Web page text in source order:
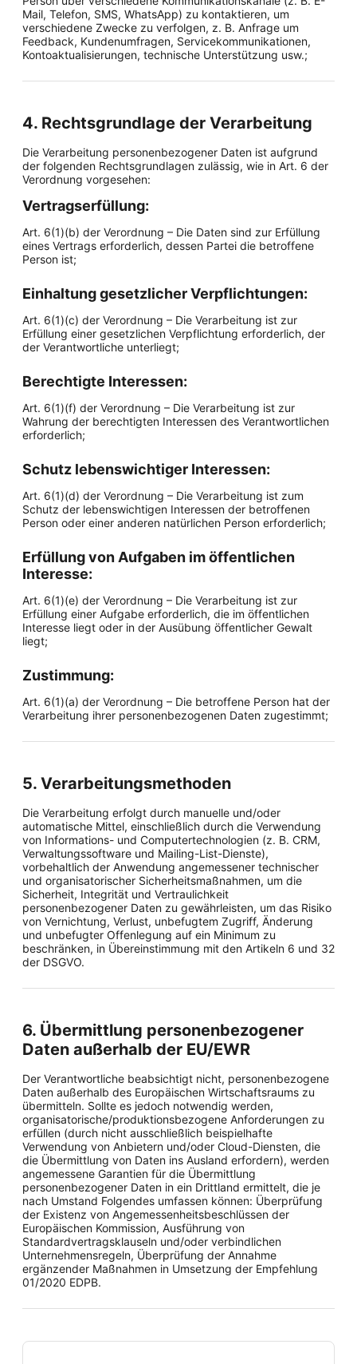
Mail, Telefon, SMS, WhatsApp) zu kontaktieren, um
verschiedene Zwecke zu verfolgen, z. B. Anfrage um
Feedback, Kundenumfragen, Servicekommunikationen,
Kontoaktualisierungen, technische Unterstützung usw.;
4. Rechtsgrundlage der Verarbeitung
Die Verarbeitung personenbezogener Daten ist aufgrund
der folgenden Rechtsgrundlagen zulässig, wie in Art. 6 der
Verordnung vorgesehen:
Vertragserfüllung:
Art. 6(1)(b) der Verordnung – Die Daten sind zur Erfüllung
eines Vertrags erforderlich, dessen Partei die betroffene
Person ist;
Einhaltung gesetzlicher Verpflichtungen:
Art. 6(1)(c) der Verordnung – Die Verarbeitung ist zur
Erfüllung einer gesetzlichen Verpflichtung erforderlich, der
der Verantwortliche unterliegt;
Berechtigte Interessen:
Art. 6(1)(f) der Verordnung – Die Verarbeitung ist zur
Wahrung der berechtigten Interessen des Verantwortlichen
erforderlich;
Schutz lebenswichtiger Interessen:
Art. 6(1)(d) der Verordnung – Die Verarbeitung ist zum
Schutz der lebenswichtigen Interessen der betroffenen
Person oder einer anderen natürlichen Person erforderlich;
Erfüllung von Aufgaben im öffentlichen
Interesse:
Art. 6(1)(e) der Verordnung – Die Verarbeitung ist zur
Erfüllung einer Aufgabe erforderlich, die im öffentlichen
Interesse liegt oder in der Ausübung öffentlicher Gewalt
liegt;
Zustimmung:
Art. 6(1)(a) der Verordnung – Die betroffene Person hat der
Verarbeitung ihrer personenbezogenen Daten zugestimmt;
5. Verarbeitungsmethoden
Die Verarbeitung erfolgt durch manuelle und/oder
automatische Mittel, einschließlich durch die Verwendung
von Informations- und Computertechnologien (z. B. CRM,
Verwaltungssoftware und Mailing-List-Dienste),
vorbehaltlich der Anwendung angemessener technischer
und organisatorischer Sicherheitsmaßnahmen, um die
Sicherheit, Integrität und Vertraulichkeit
personenbezogener Daten zu gewährleisten, um das Risiko
von Vernichtung, Verlust, unbefugtem Zugriff, Änderung
und unbefugter Offenlegung auf ein Minimum zu
beschränken, in Übereinstimmung mit den Artikeln 6 und 32
der DSGVO.
6. Übermittlung personenbezogener
Daten außerhalb der EU/EWR
Der Verantwortliche beabsichtigt nicht, personenbezogene
Daten außerhalb des Europäischen Wirtschaftsraums zu
übermitteln. Sollte es jedoch notwendig werden,
organisatorische/produktionsbezogene Anforderungen zu
erfüllen (durch nicht ausschließlich beispielhafte
Verwendung von Anbietern und/oder Cloud-Diensten, die
die Übermittlung von Daten ins Ausland erfordern), werden
angemessene Garantien für die Übermittlung
personenbezogener Daten in ein Drittland ermittelt, die je
nach Umstand Folgendes umfassen können: Überprüfung
der Existenz von Angemessenheitsbeschlüssen der
Europäischen Kommission, Ausführung von
Standardvertragsklauseln und/oder verbindlichen
Unternehmensregeln, Überprüfung der Annahme
ergänzender Maßnahmen in Umsetzung der Empfehlung
01/2020 EDPB.